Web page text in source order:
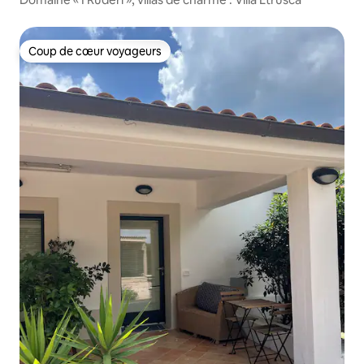
Coup de cœur voyageurs
Coup de cœur voyageurs